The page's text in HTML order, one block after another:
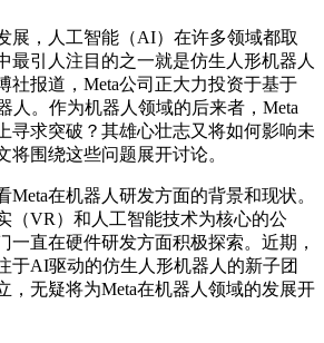
，人工智能（AI）在许多领域都取
最引人注目的之一就是仿生人形机器人
社报道，Meta公司正大力投资于基于
人。作为机器人领域的后来者，Meta
寻求突破？其雄心壮志又将如何影响未
将围绕这些问题展开讨论。
在机器人研发方面的背景和现状。
（VR）和人工智能技术为核心的公
一直在硬件研发方面积极探索。近期，
于AI驱动的仿生人形机器人的新子团
，无疑将为Meta在机器人领域的发展开